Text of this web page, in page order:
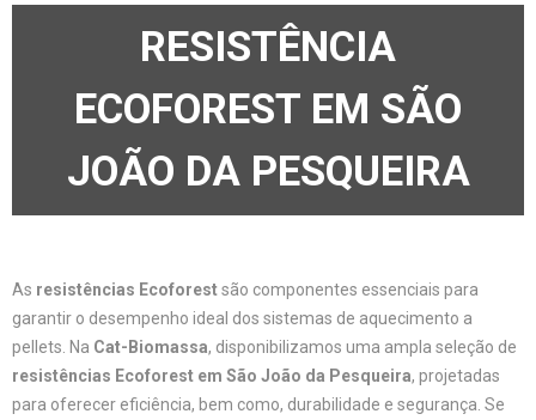
RESISTÊNCIA
ECOFOREST EM SÃO
JOÃO DA PESQUEIRA
As resistências Ecoforestsão componentes essenciais para
garantir o desempenho ideal dos sistemas de aquecimento a
pellets. Na Cat-Biomassa, disponibilizamos uma ampla seleção de
resistências Ecoforest em São João da Pesqueira, projetadas
para oferecer eficiência, bem como, durabilidade e segurança. Se